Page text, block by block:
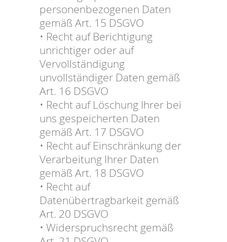
personenbezogenen Daten
gemäß Art. 15 DSGVO
• Recht auf Berichtigung
unrichtiger oder auf
Vervollständigung
unvollständiger Daten gemäß
Art. 16 DSGVO
• Recht auf Löschung Ihrer bei
uns gespeicherten Daten
gemäß Art. 17 DSGVO
• Recht auf Einschränkung der
Verarbeitung Ihrer Daten
gemäß Art. 18 DSGVO
• Recht auf
Datenübertragbarkeit gemäß
Art. 20 DSGVO
• Widerspruchsrecht gemäß